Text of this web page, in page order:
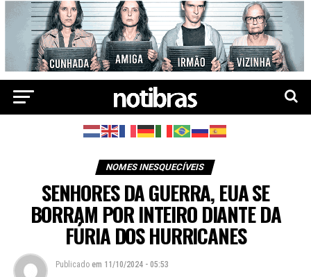
NOMES INESQUECÍVEIS
SENHORES DA GUERRA, EUA SE
BORRAM POR INTEIRO DIANTE DA
FÚRIA DOS HURRICANES
Publicado em 11/10/2024 - 05:53